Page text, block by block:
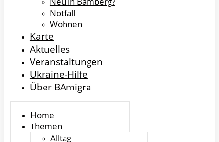
Notfall
Wohnen
Karte
Aktuelles
Veranstaltungen
Ukraine-Hilfe
Über BAmigra
Home
Themen
Alltag